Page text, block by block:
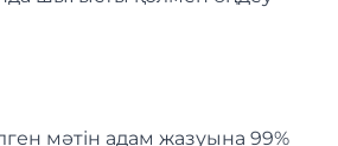
мәтін адам жазуына 99%